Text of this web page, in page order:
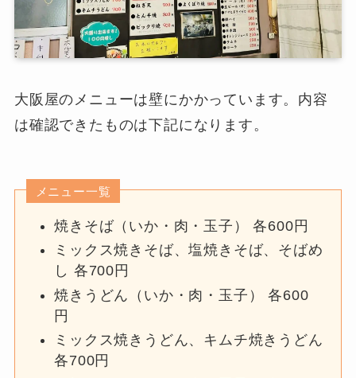
大阪屋のメニューは壁にかかっています。内容
は確認できたものは下記になります。
メニュー一覧
焼きそば（いか・肉・玉子） 各600円
ミックス焼きそば、塩焼きそば、そばめ
し 各700円
焼きうどん（いか・肉・玉子） 各600
円
ミックス焼きうどん、キムチ焼きうどん
各700円